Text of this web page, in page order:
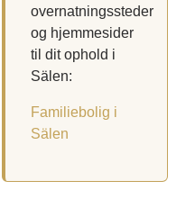
overnatningssteder
og hjemmesider
til dit ophold i
Sälen:
Familiebolig i
Sälen